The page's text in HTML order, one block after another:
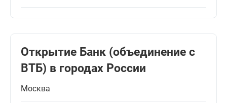
Открытие Банк (объединение с
ВТБ) в городах России
Москва